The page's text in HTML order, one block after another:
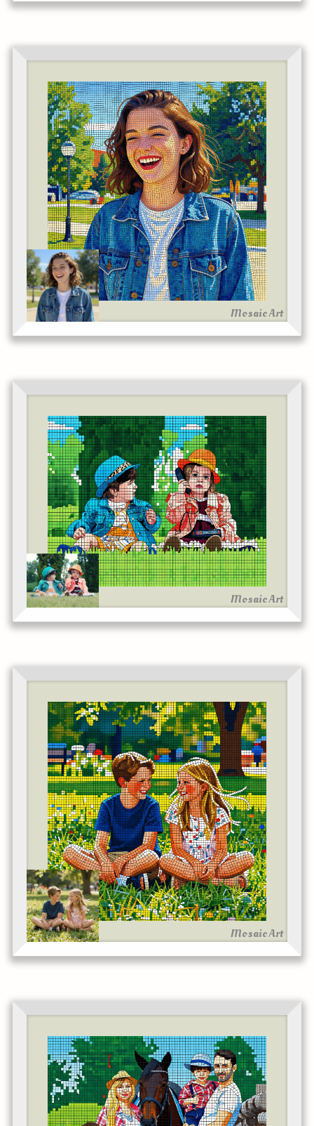
Mosaic Art
Mosaic Art
Mosaic Art